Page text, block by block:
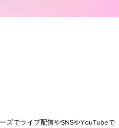
ズでライブ配信やSNSやYouTubeで